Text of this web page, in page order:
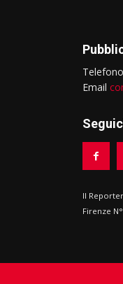
Telefono
Email
Il
Firenze